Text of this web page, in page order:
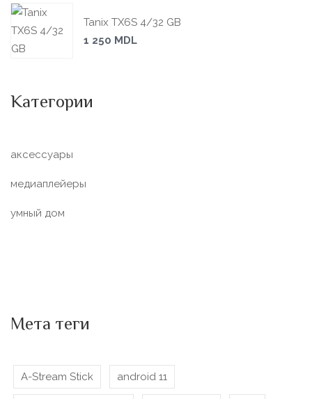
Tanix TX6S 4/32 GB
1 250 MDL
Категории
аксессуары
медиаплейеры
умный дом
Мета теги
A-Stream Stick android 11